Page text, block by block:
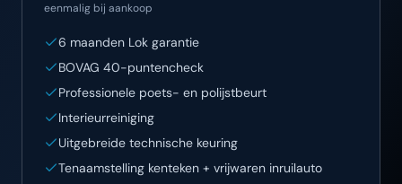
eenmalig bij aankoop
6 maanden Lok garantie
BOVAG 40-puntencheck
Professionele poets- en polijstbeurt
Interieurreiniging
Uitgebreide technische keuring
Tenaamstelling kenteken + vrijwaren inruilauto